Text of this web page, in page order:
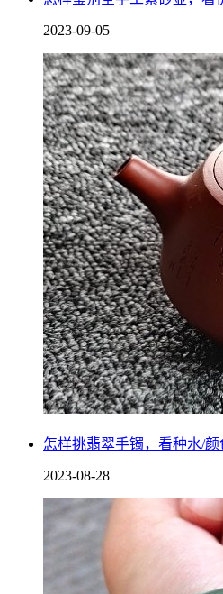
2023-09-05
怎样挑翡翠手镯，看种水/
2023-08-28